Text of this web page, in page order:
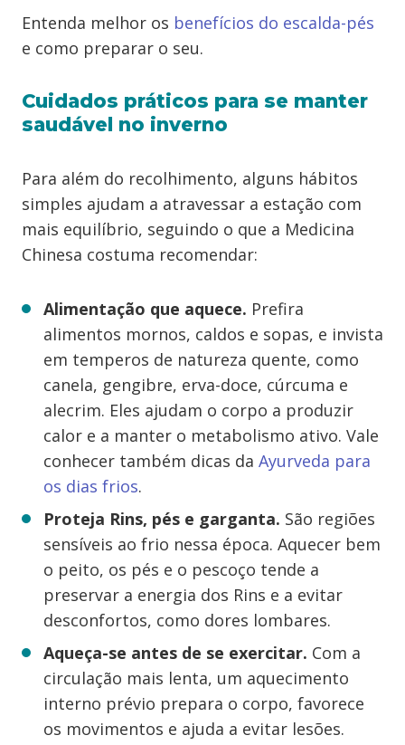
Entenda melhor os benefícios do escalda-pés
e como preparar o seu.
Cuidados práticos para se manter
saudável no inverno
Para além do recolhimento, alguns hábitos
simples ajudam a atravessar a estação com
mais equilíbrio, seguindo o que a Medicina
Chinesa costuma recomendar:
Alimentação que aquece. Prefira
alimentos mornos, caldos e sopas, e invista
em temperos de natureza quente, como
canela, gengibre, erva-doce, cúrcuma e
alecrim. Eles ajudam o corpo a produzir
calor e a manter o metabolismo ativo. Vale
conhecer também dicas da Ayurveda para
os dias frios.
Proteja Rins, pés e garganta. São regiões
sensíveis ao frio nessa época. Aquecer bem
o peito, os pés e o pescoço tende a
preservar a energia dos Rins e a evitar
desconfortos, como dores lombares.
Aqueça-se antes de se exercitar. Com a
circulação mais lenta, um aquecimento
interno prévio prepara o corpo, favorece
os movimentos e ajuda a evitar lesões.